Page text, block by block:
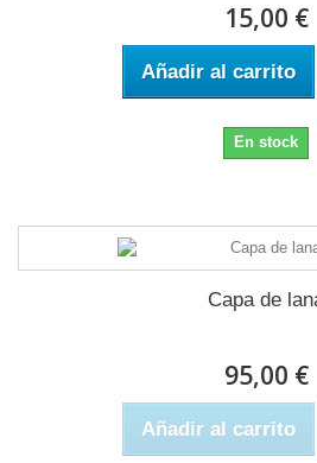
15,00 €
Añadir al carrito
En stock
Capa de
95,00 €
Añadir al carrito